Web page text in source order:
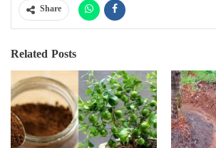
Share
Related Posts